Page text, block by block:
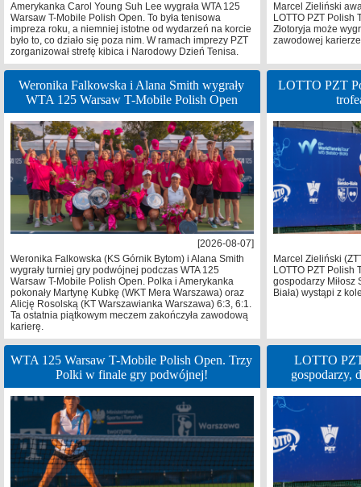
Amerykanka Carol Young Suh Lee wygrała WTA 125
Warsaw T-Mobile Polish Open. To była tenisowa
impreza roku, a niemniej istotne od wydarzeń na korcie
było to, co działo się poza nim. W ramach imprezy PZT
zorganizował strefę kibica i Narodowy Dzień Tenisa.
Marcel Zieliński
LOTTO PZT Polish
Złotoryja może
zawodowej
Weronika Falkowska i Alana Smith wygrały
WTA 125 Warsaw T-Mobile Polish Open
[2026-08-07]
Weronika Falkowska (KS Górnik Bytom) i Alana Smith
wygrały turniej gry podwójnej podczas WTA 125
Warsaw T-Mobile Polish Open. Polka i Amerykanka
pokonały Martynę Kubkę (WKT Mera Warszawa) oraz
Alicję Rosolską (KT Warszawianka Warszawa) 6:3, 6:1.
Ta ostatnia piątkowym meczem zakończyła zawodową
karierę.
LOTTO PZT
Marcel Zieliński
LOTTO PZT Polish
gospodarzy Miłosz
Biała) wystąpi z
WTA 125 Warsaw T-Mobile Polish Open. Trzy
Polki w finale gry podwójnej!
LOTTO
gospodarzy,